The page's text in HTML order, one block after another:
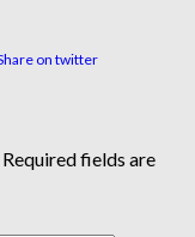
Required fields are